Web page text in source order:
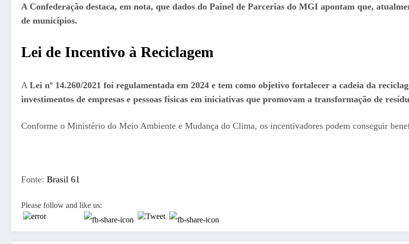
A Confederação destaca, em nota, que dados do Painel de Parcerias do MGI apontam que,
de municípios.
Lei de Incentivo à Reciclagem
A Lei nº 14.260/2021 foi regulamentada em 2024 e tem como objetivo fortalecer a cadeia da
investimentos de empresas e pessoas físicas em iniciativas que promovam a transformação de
Conforme o Ministério do Meio Ambiente e Mudança do Clima, os incentivadores podem conseguir
Fonte: Brasil 61
Please follow and like us: